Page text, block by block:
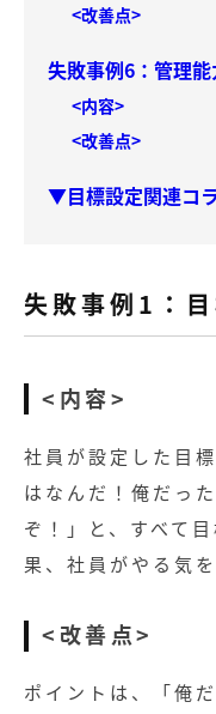
<改善点>
失敗事例6：管理能
<内容>
<改善点>
▼目標設定関連コ
失敗事例1：
<内容>
社員が設定した目
はなんだ！俺だっ
ぞ！」と、すべて
果、社員がやる気を
<改善点>
ポイントは、「俺